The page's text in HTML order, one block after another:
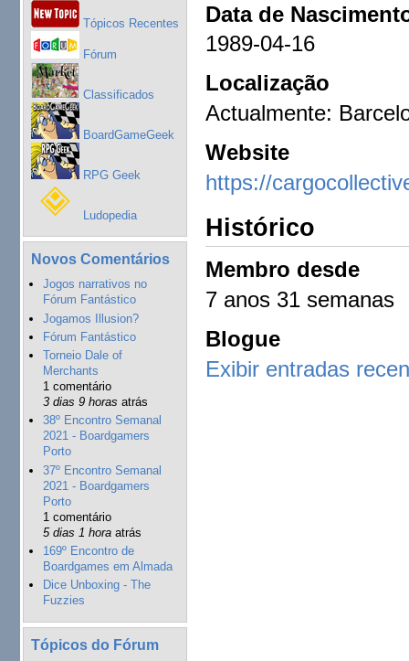
Tópicos Recentes
Fórum
Classificados
BoardGameGeek
RPG Geek
Ludopedia
Novos Comentários
Jogos narrativos no
Fórum Fantástico
Jogamos Illusion?
Fórum Fantástico
Torneio Dale of
Merchants
1 comentário
3 dias 9 horas atrás
38º Encontro Semanal
2021 - Boardgamers
Porto
37º Encontro Semanal
2021 - Boardgamers
Porto
1 comentário
5 dias 1 horaatrás
169º Encontro de
Boardgames em Almada
Dice Unboxing - The
Fuzzies
Tópicos do Fórum
Data de
1989-04-16
Localização
Actualmente:
Website
https://
Histórico
Membro desde
7 anos 31 semanas
Blogue
Exibir entradas